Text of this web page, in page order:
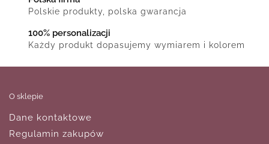
Polskie produkty, polska gwarancja
100% personalizacji
Każdy produkt dopasujemy wymiarem i kolorem
O sklepie
Dane kontaktowe
Regulamin zakupów